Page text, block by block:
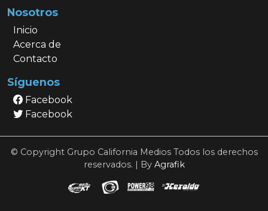
Nosotros
Inicio
Acerca de
Contacto
Síguenos
Facebook
Facebook
© Copyright Grupo California Medios Todos los derechos
reservados. | By Agrafik